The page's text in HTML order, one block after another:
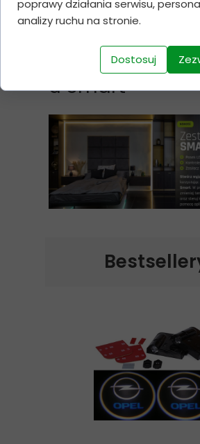
Szybki i łatwy
Plug & Play
kompletnego
u Smart
poprawy działania serwisu,
analizy ruchu na stronie.
Dostosuj